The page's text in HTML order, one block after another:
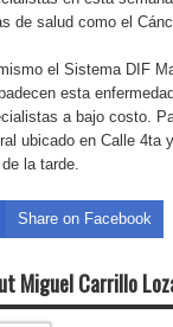
de salud como el
el Sistema DIF
esta
a bajo costo.
ubicado en Calle 4ta
la tarde.
Share on Facebook
Miguel Carrillo